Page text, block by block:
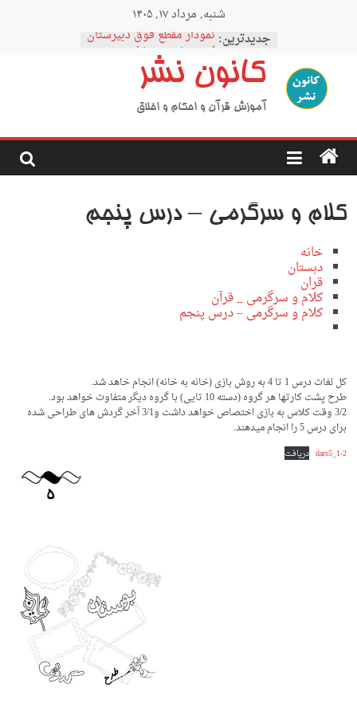
شنبه, مرداد ۱۷, ۱۴۰۵
جدیدترین: نمودار مقطع فوق دبیرستان
اردوی نیمه رمضان
اردوی نیمه شعبان
اردوی غدیر
اردوی محرم
کانون نشر
آموزش قرآن و احکام و اخلاق
کلام و سرگرمی – درس پنجم
خانه
دبستان
قران
کلام و سرگرمی _ قرآن
کلام و سرگرمی – درس پنجم
کل لغات درس 1 تا 4 به روش بازی (خانه به خانه) انجام خاهد شد.
طرح پشت کارتها هر گروه (دسته 10 تایی) با گروه دیگر متفاوت خواهد بود.
3/2 وقت کلاس به بازی اختصاص خواهد داشت و3/1 آخر گردش های طراحی شده
برای درس 5 را انجام میدهند.
dars5_1-2 دریافت